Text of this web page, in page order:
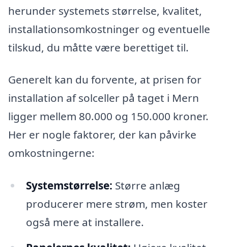
herunder systemets størrelse, kvalitet,
installationsomkostninger og eventuelle
tilskud, du måtte være berettiget til.
Generelt kan du forvente, at prisen for
installation af solceller på taget i Mern
ligger mellem 80.000 og 150.000 kroner.
Her er nogle faktorer, der kan påvirke
omkostningerne:
Systemstørrelse: Større anlæg
producerer mere strøm, men koster
også mere at installere.